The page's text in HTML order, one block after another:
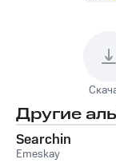
Другие
Searchin
Emeskay